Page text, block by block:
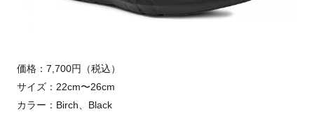
価格：7,700円（税込）
サイズ：22cm〜26cm
カラー：Birch、Black